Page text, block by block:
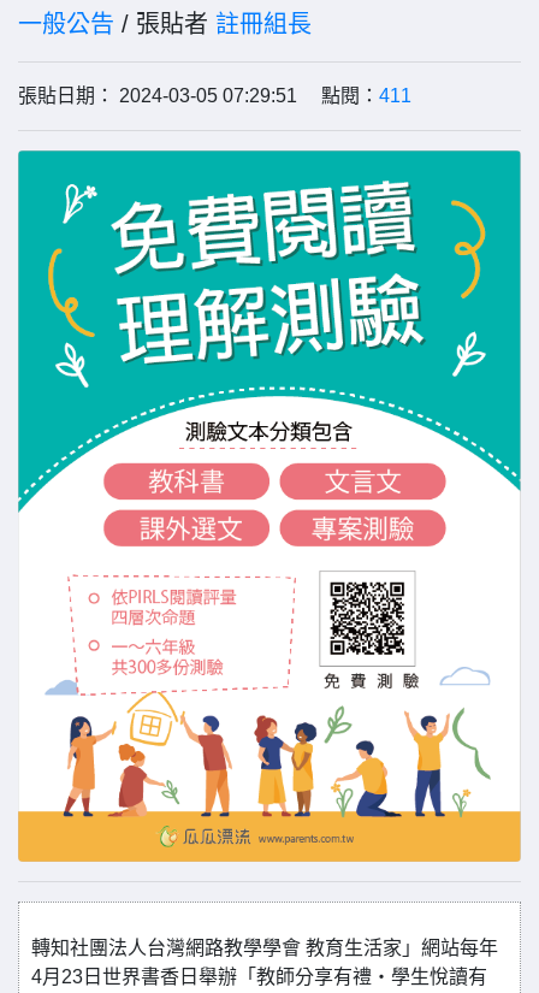
一般公告 / 張貼者 註冊組長
張貼日期： 2024-03-05 07:29:51 點閱： 411
轉知社團法人台灣網路教學學會 教育生活家」網站每年
4月23日世界書香日舉辦「教師分享有禮‧學生悅讀有